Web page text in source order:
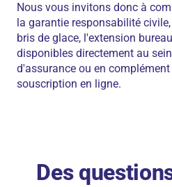
Nous vous invitons donc à
la garantie responsabilité
bris de glace, l'extension
disponibles directement au
d'assurance ou en
souscription en ligne.
Des